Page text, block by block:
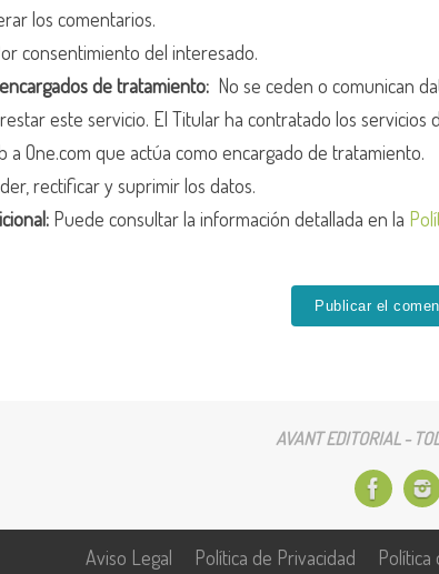
los comentarios.
consentimiento del interesado.
de tratamiento: No se ceden o comunican
este servicio. El Titular ha contratado los servicios
a One.com que actúa como encargado de tratamiento.
rectificar y suprimir los datos.
Puede consultar la información detallada en la
AVANT EDITORIAL -
Aviso Legal Política de Privacidad Política